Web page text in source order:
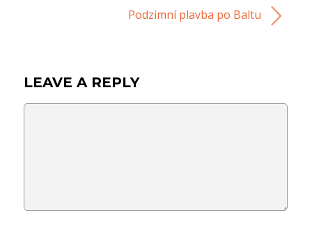
Podzimní plavba po Baltu
LEAVE A REPLY